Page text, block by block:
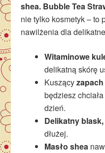
shea. Bubble Tea
nie tylko kosmetyk – to
nawilżenia dla
Witaminowe
delikatną skórę
Kuszący
będziesz
dzień.
Delikatny blask,
dłużej.
Masło shea